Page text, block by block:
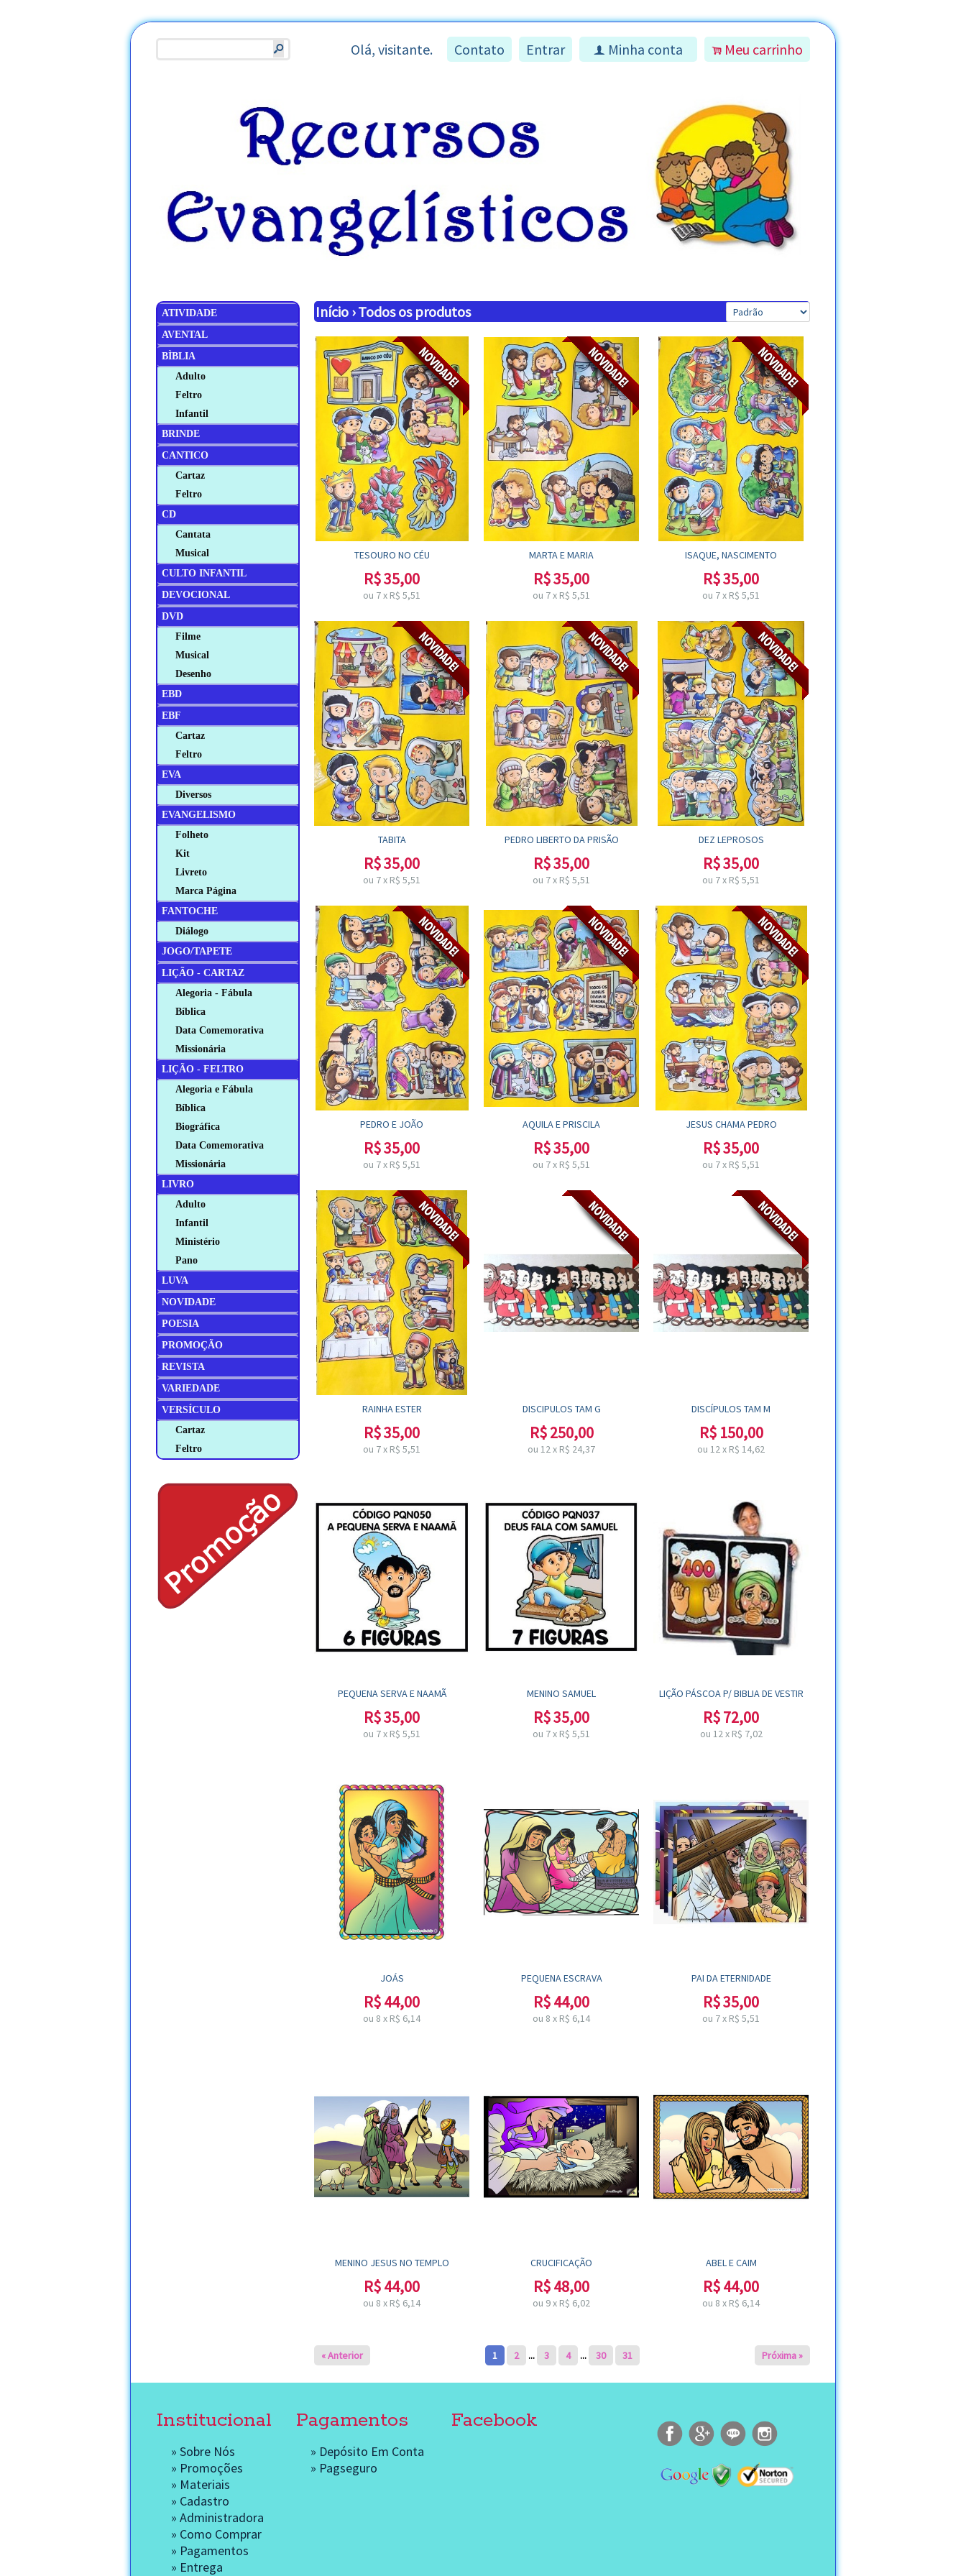
s Olá, visitante. Contato Entrar f Minha conta . Meu carrinho
ATIVIDADE
AVENTAL
BÌBLIA
Adulto
Feltro
Infantil
BRINDE
CANTICO
Cartaz
Feltro
CD
Cantata
Musical
CULTO INFANTIL
DEVOCIONAL
DVD
Filme
Musical
Desenho
EBD
EBF
Cartaz
Feltro
EVA
Diversos
EVANGELISMO
Folheto
Kit
Livreto
Marca Página
FANTOCHE
Diálogo
JOGO/TAPETE
LIÇÃO - CARTAZ
Alegoria - Fábula
Bíblica
Data Comemorativa
Missionária
LIÇÃO - FELTRO
Alegoria e Fábula
Bíblica
Biográfica
Data Comemorativa
Missionária
LIVRO
Adulto
Infantil
Ministério
Pano
LUVA
NOVIDADE
POESIA
PROMOÇÃO
REVISTA
VARIEDADE
VERSÍCULO
Cartaz
Feltro
Início › Todos os produtos
TESOURO NO CÉU
R$35,00
ou 7x R$ 5,51
MARTA E MARIA
R$35,00
ou 7x R$ 5,51
ISAQUE, NASCIMENTO
R$35,00
ou 7x R$ 5,51
TABITA
R$35,00
ou 7x R$ 5,51
PEDRO LIBERTO DA PRISÃO
R$35,00
ou 7x R$ 5,51
DEZ LEPROSOS
R$35,00
ou 7x R$ 5,51
PEDRO E JOÃO
R$35,00
ou 7x R$ 5,51
AQUILA E PRISCILA
R$35,00
ou 7x R$ 5,51
JESUS CHAMA PEDRO
R$35,00
ou 7x R$ 5,51
RAINHA ESTER
R$35,00
ou 7x R$ 5,51
DISCIPULOS TAM G
R$250,00
ou 12x R$ 24,37
DISCÍPULOS TAM M
R$ 150,00
ou 12x R$ 14,62
PEQUENA SERVA E NAAMÃ
R$35,00
ou 7x R$ 5,51
MENINO SAMUEL
R$35,00
ou 7x R$ 5,51
LIÇÃO PÁSCOA P/ BIBLIA DE VESTIR
R$72,00
ou 12x R$ 7,02
JOÁS
R$44,00
ou 8 x R$ 6,14
PEQUENA ESCRAVA
R$44,00
ou 8 x R$ 6,14
PAI DA ETERNIDADE
R$35,00
ou 7x R$ 5,51
MENINO JESUS NO TEMPLO
R$44,00
ou 8 x R$ 6,14
CRUCIFICAÇÃO
R$48,00
ou 9x R$ 6,02
ABEL E CAIM
R$44,00
ou 8 x R$ 6,14
« Anterior 1 2 ... 3 4 ... 30 31 Próxima »
Institucional
» Sobre Nós
» Promoções
» Materiais
» Cadastro
» Administradora
» Como Comprar
» Pagamentos
» Entrega
Pagamentos
» Depósito Em Conta
» Pagseguro
Facebook